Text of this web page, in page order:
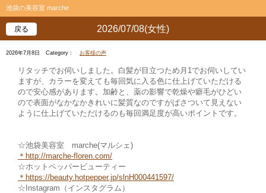
池袋の美容室 marche
2026/07/08(女性)
戻る
2026年7月8日 Category： お客様の声
リタッチでお伺いしました。白髪が目立つため月1でお伺いしてい
ますが、カラーを変えても毎回気に入る色に仕上げていただける
ので安心感があります。加齢と、薬の影響で乾燥や癖毛がひどい
ので表面がなかなかきれいに髪質なのですがぱさついて見えない
ように仕上げていただけるのも毎回満足度が高いポイントです。
☆池袋美容室 marche(マルシェ)
＊ http://marche-floren.com/
☆ホットペッパービューティー
＊ https://beauty.hotpepper.jp/slnH000441597/
☆Instagram（インスタグラム）